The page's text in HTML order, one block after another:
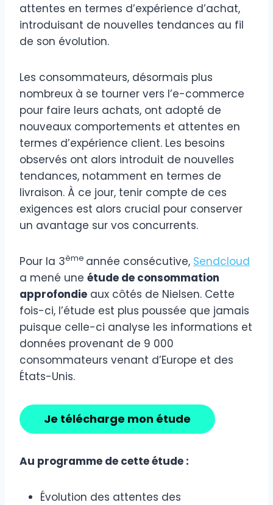
attentes en termes d’expérience d’achat,
introduisant de nouvelles tendances au fil
de son évolution.
Les consommateurs, désormais plus
nombreux à se tourner vers l’e-commerce
pour faire leurs achats, ont adopté de
nouveaux comportements et attentes en
termes d’expérience client. Les besoins
observés ont alors introduit de nouvelles
tendances, notamment en termes de
livraison. À ce jour, tenir compte de ces
exigences est alors crucial pour conserver
un avantage sur vos concurrents.
Pour la 3ème année consécutive, Sendcloud
a mené une étude de consommation
approfondie aux côtés de Nielsen. Cette
fois-ci, l’étude est plus poussée que jamais
puisque celle-ci analyse les informations et
données provenant de 9 000
consommateurs venant d’Europe et des
États-Unis.
Je télécharge mon étude
Au programme de cette étude :
Évolution des attentes des